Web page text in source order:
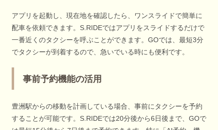
アプリを起動し、現在地を確認したら、ワンスライドで簡単に
配車を依頼できます。S.RIDEではアプリをスライドするだけで
一番近くのタクシーを呼ぶことができます。GOでは、最短3分
でタクシーが到着するので、急いでいる時にも便利です。
事前予約機能の活用
豊洲駅からの移動を計画している場合、事前にタクシーを予約
することが可能です。S.RIDEでは20分後から6日後まで、GOで